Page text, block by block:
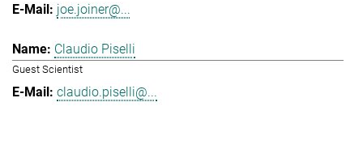
joe.joiner@...
Claudio Piselli
Guest Scientist
claudio.piselli@...